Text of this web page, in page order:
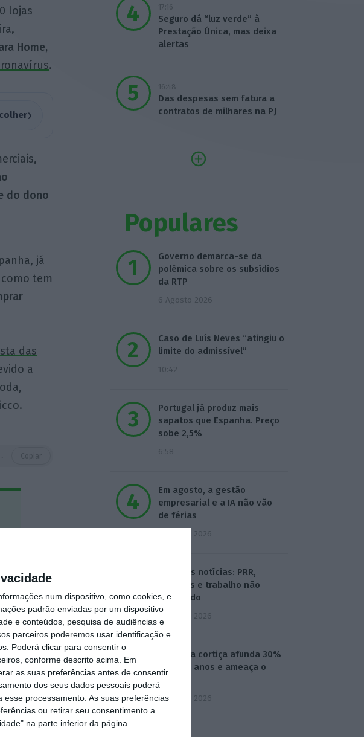
num dispositivo, como cookies, e
padrão enviadas por um dispositivo
e conteúdos, pesquisa de audiências e
parceiros poderemos usar identificação e
Poderá clicar para consentir o
conforme descrito acima. Em
as suas preferências antes de consentir
dos seus dados pessoais poderá
processamento. As suas preferências
ou retirar seu consentimento a
na parte inferior da página.
lojas
Home,
.
›
do dono
já
tem
das
a
17:16
Seguro dá “luz verde” à
Prestação Única, mas deixa
alertas
16:48
Das despesas sem fatura a
contratos de milhares na PJ
Populares
Governo demarca-se da
polémica sobre os subsídios
da RTP
6 Agosto 2026
Caso de Luís Neves “atingiu o
limite do admissível”
10:42
Portugal já produz mais
sapatos que Espanha. Preço
sobe 2,5%
6:58
Em agosto, a gestão
empresarial e a IA não vão
de férias
3 Agosto 2026
Hoje nas notícias: PRR,
pensões e trabalho não
declarado
3 Agosto 2026
Preço da cortiça afunda 30%
em dois anos e ameaça o
setor
3 Agosto 2026